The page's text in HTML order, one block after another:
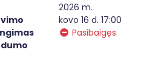
2026 m.
kovo 16 d. 17:00
Pasibaigęs